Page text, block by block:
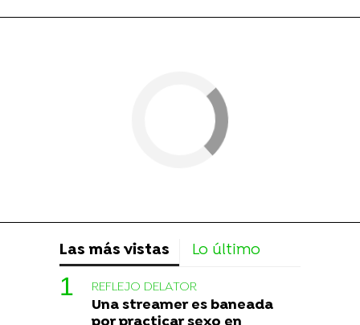
Las más vistas Lo último
REFLEJO DELATOR
Una streamer es baneada